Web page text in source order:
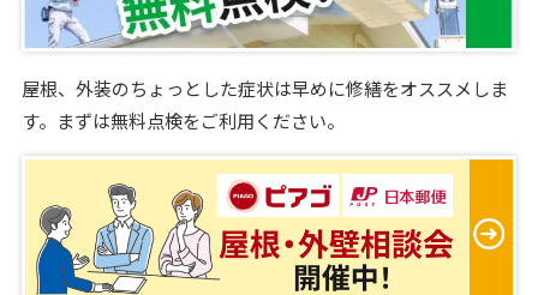
屋根、外装のちょっとした症状は早めに修繕をオススメしま
す。まずは無料点検をご利用ください。